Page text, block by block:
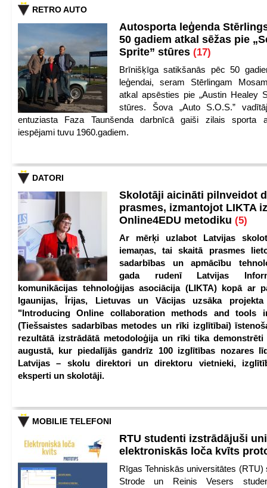
RETRO AUTO
Autosporta leģenda
50 gadiem atkal sēžas pie
Sprite” stūres (17)
Brīnišķīga satikšanās pēc 50
leģendai, seram Stērlingam
atkal apsēsties pie „Austin Healey
stūres. Šova „Auto S.O.S.”
entuziasta Faza Taunšenda darbnīcā gaiši zilais sporta
iespējami tuvu 1960.gadiem.
DATORI
Skolotāji aicināti pilnveidot
prasmes, izmantojot LIKTA
Online4EDU metodiku (5)
Ar mērķi uzlabot Latvijas
iemaņas, tai skaitā prasmes
sadarbības un apmācību
gada rudenī Latvijas
komunikācijas tehnoloģijas asociācija (LIKTA) kopā ar
Igaunijas, Īrijas, Lietuvas un Vācijas uzsāka projekta
"Introducing Online collaboration methods and tools
(Tiešsaistes sadarbības metodes un rīki izglītībai)
rezultātā izstrādātā metodoloģija un rīki tika demonstrēti
augustā, kur piedalījās gandrīz 100 izglītības nozares
Latvijas – skolu direktori un direktoru vietnieki,
eksperti un skolotāji.
MOBILIE TELEFONI
RTU studenti izstrādājuši
elektroniskās loča kvīts
Rīgas Tehniskās universitātes (RTU)
Strode un Reinis Vesers